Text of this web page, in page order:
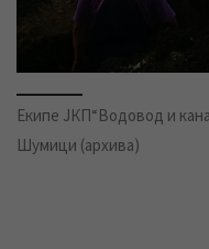
Екипе ЈКП“Водовод и
Шумици (архива)